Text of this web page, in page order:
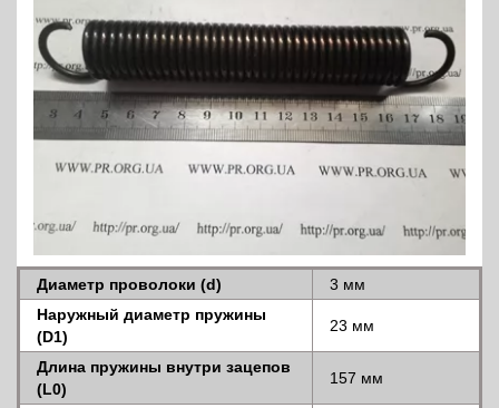
Диаметр проволоки (d)
3 мм
Наружный диаметр пружины
(D1)
23 мм
Длина пружины внутри зацепов
(L0)
157 мм